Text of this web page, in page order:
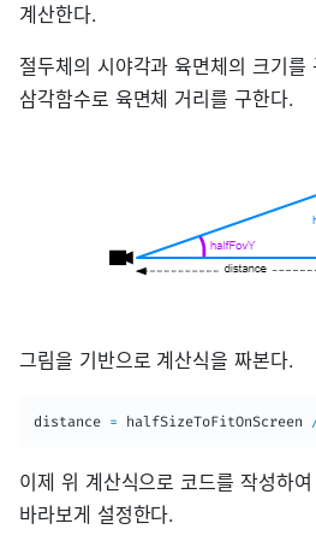
계산한다.
절두체의 시야각과 육면체의 크기를
삼각함수로 육면체 거리를 구한다.
그림을 기반으로 계산식을 짜본다.
distance = halfSizeToFitOnScreen
이제 위 계산식으로 코드를 작성하
바라보게 설정한다.